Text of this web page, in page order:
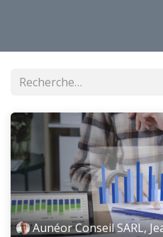
Aunéor Conseil SARL,